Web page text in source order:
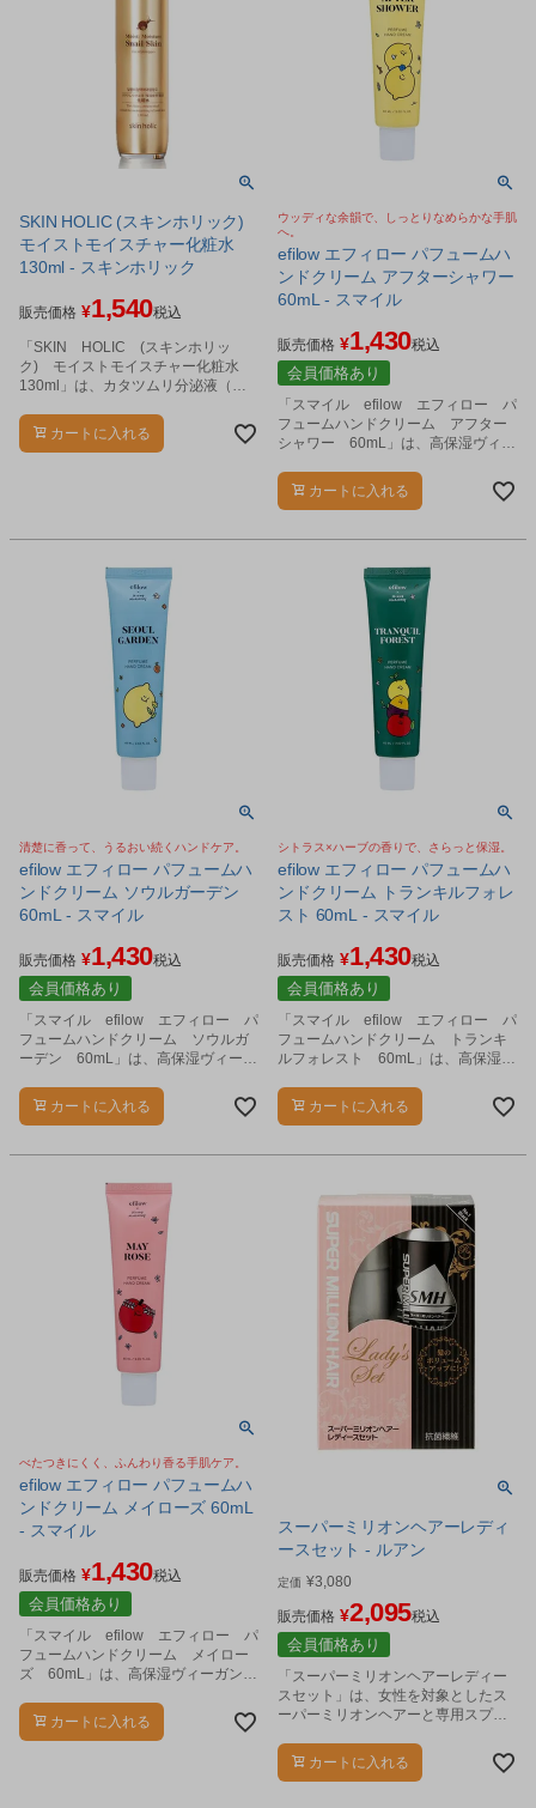
SKIN HOLIC (スキンホリック)
モイストモイスチャー化粧水
130ml - スキンホリック
販売価格 ¥1,540税込
「SKIN HOLIC (スキンホリッ
ク) モイストモイスチャー化粧水
130ml」は、カタツムリ分泌液（保
分)、加水分解コラーゲン（保湿成
分）、をたっぷり配合して、乾燥し
カートに入れる
ウッディな余韻で、しっとりなめらかな手肌
へ。
efilow エフィロー パフュームハ
ンドクリーム アフターシャワー
60mL - スマイル
販売価格 ¥1,430税込
会員価格あり
「スマイル efilow エフィロー パ
フュームハンドクリーム アフター
シャワー 60mL」は、高保湿ヴィー
カートに入れる
清楚に香って、うるおい続くハンドケア。
efilow エフィロー パフュームハ
ンドクリーム ソウルガーデン
60mL - スマイル
販売価格 ¥1,430税込
会員価格あり
「スマイル efilow エフィロー パ
フュームハンドクリーム ソウルガ
ーデン 60mL」は、高保湿ヴィーガ
カートに入れる
シトラス×ハーブの香りで、さらっと保湿。
efilow エフィロー パフュームハ
ンドクリーム トランキルフォレ
スト 60mL - スマイル
販売価格 ¥1,430税込
会員価格あり
「スマイル efilow エフィロー パ
フュームハンドクリーム トランキ
ルフォレスト 60mL」は、高保湿ヴ
カートに入れる
べたつきにくく、ふんわり香る手肌ケア。
efilow エフィロー パフュームハ
ンドクリーム メイローズ 60mL
- スマイル
販売価格 ¥1,430税込
会員価格あり
「スマイル efilow エフィロー パ
フュームハンドクリーム メイロー
ズ 60mL」は、高保湿ヴィーガンハ
カートに入れる
スーパーミリオンヘアーレディ
ースセット - ルアン
定価 ¥3,080
販売価格 ¥2,095税込
会員価格あり
「スーパーミリオンヘアーレディー
スセット」は、女性を対象としたス
ーパーミリオンヘアーと専用スプレ
カートに入れる